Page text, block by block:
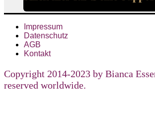
Impressum
Datenschutz
AGB
Kontakt
Copyright 2014-2023 by Bianca
reserved worldwide.